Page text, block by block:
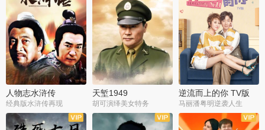
人物志水浒传
经典版水浒传再现
天堑1949
胡可演绎美女特务
逆流而上的你 TV版
马丽潘粤明逆袭人生
全34集
全21集 全35集